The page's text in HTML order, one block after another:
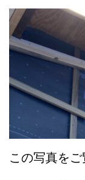
この写真をご